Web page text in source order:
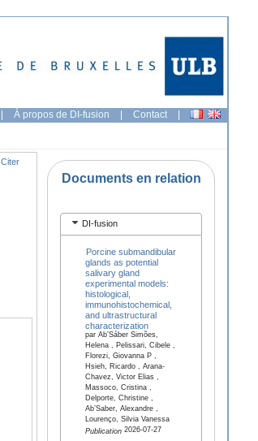
| À propos de DI-fusion | Contact |
Citer
Documents en relation
DI-fusion
Porcine submandibular
glands as potential
salivary gland
experimental models:
histological,
immunohistochemical,
and ultrastructural
characterization
par Ab’Sáber Simões,
Helena , Pelissari, Cibele ,
Florezi, Giovanna P ,
Hsieh, Ricardo , Arana-
Chavez, Victor Elias ,
Massoco, Cristina ,
Delporte, Christine ,
Ab’Saber, Alexandre ,
Lourenço, Silvia Vanessa
Publication2026-07-27